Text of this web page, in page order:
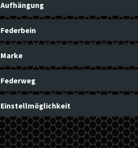
Aufhängung
Federbein
Marke
Federweg
Einstellmöglichkeit